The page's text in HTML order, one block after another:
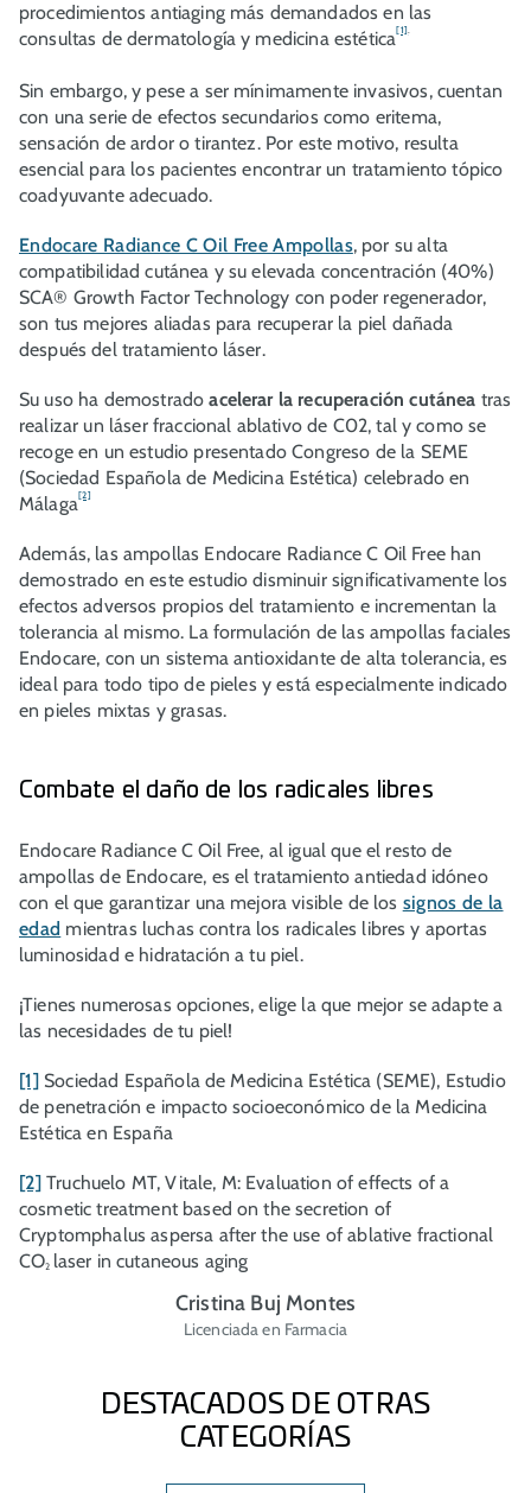
procedimientos antiaging más demandados en las
consultas de dermatología y medicina estética[1]
Sin embargo, y pese a ser mínimamente invasivos, cuentan
con una serie de efectos secundarios como eritema,
sensación de ardor o tirantez. Por este motivo, resulta
esencial para los pacientes encontrar un tratamiento tópico
coadyuvante adecuado.
Endocare Radiance C Oil Free Ampollas, por su alta
compatibilidad cutánea y su elevada concentración (40%)
SCA® Growth Factor Technology con poder regenerador,
son tus mejores aliadas para recuperar la piel dañada
después del tratamiento láser.
Su uso ha demostradoacelerar la recuperación cutánea tras
realizar un láser fraccional ablativo de C02, tal y como se
recoge en un estudio presentado Congreso de la SEME
(Sociedad Española de Medicina Estética) celebrado en
Málaga[2]
Además, las ampollas Endocare Radiance C Oil Free han
demostrado en este estudio disminuir significativamente los
efectos adversos propios del tratamiento e incrementan la
tolerancia al mismo. La formulación de las ampollas faciales
Endocare, con un sistema antioxidante de alta tolerancia, es
ideal para todo tipo de pieles y está especialmente indicado
en pieles mixtas y grasas.
Combate el daño de los radicales libres
Endocare Radiance C Oil Free, al igual que el resto de
ampollas de Endocare, es el tratamiento antiedad idóneo
con el que garantizar una mejora visible de los signos de la
edad mientras luchas contra los radicales libres y aportas
luminosidad e hidratación a tu piel.
¡Tienes numerosas opciones, elige la que mejor se adapte a
las necesidades de tu piel!
[1] Sociedad Española de Medicina Estética (SEME), Estudio
de penetración e impacto socioeconómico de la Medicina
Estética en España
[2] Truchuelo MT, Vitale, M: Evaluation of effects of a
cosmetic treatment based on the secretion of
Cryptomphalus aspersa after the use of ablative fractional
CO2 laser in cutaneous aging
Cristina Buj Montes
Licenciada en Farmacia
DESTACADOS DE OTRAS
CATEGORÍAS